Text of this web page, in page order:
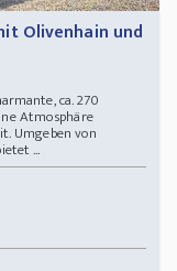
Olivenhain und
ca. 270
Atmosphäre
Umgeben von
...